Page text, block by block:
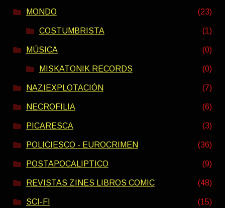
MONDO (23)
COSTUMBRISTA (1)
MÚSICA (0)
MISKATONIK RECORDS (0)
NAZIEXPLOTACIÓN (7)
NECROFILIA (6)
PICARESCA (3)
POLICIESCO - EUROCRIMEN (36)
POSTAPOCALIPTICO (9)
REVISTAS ZINES LIBROS COMIC (48)
SCI-FI (15)